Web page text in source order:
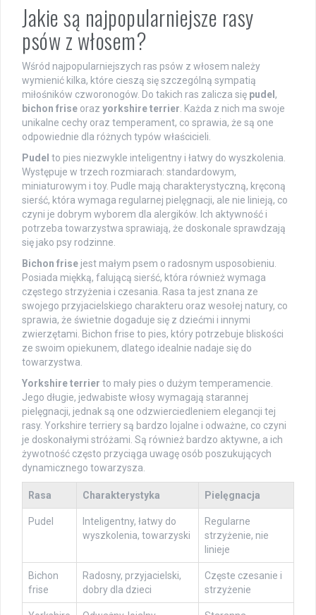
Jakie są najpopularniejsze rasy
psów z włosem?
Wśród najpopularniejszych ras psów z włosem należy
wymienić kilka, które cieszą się szczególną sympatią
miłośników czworonogów. Do takich ras zalicza się pudel ,
bichon frise oraz yorkshire terrier . Każda z nich ma swoje
unikalne cechy oraz temperament, co sprawia, że są one
odpowiednie dla różnych typów właścicieli.
Pudel to pies niezwykle inteligentny i łatwy do wyszkolenia.
Występuje w trzech rozmiarach: standardowym,
miniaturowym i toy. Pudle mają charakterystyczną, kręconą
sierść, która wymaga regularnej pielęgnacji, ale nie linieją, co
czyni je dobrym wyborem dla alergików. Ich aktywność i
potrzeba towarzystwa sprawiają, że doskonale sprawdzają
się jako psy rodzinne.
Bichon frise jest małym psem o radosnym usposobieniu.
Posiada miękką, falującą sierść, która również wymaga
częstego strzyżenia i czesania. Rasa ta jest znana ze
swojego przyjacielskiego charakteru oraz wesołej natury, co
sprawia, że świetnie dogaduje się z dziećmi i innymi
zwierzętami. Bichon frise to pies, który potrzebuje bliskości
ze swoim opiekunem, dlatego idealnie nadaje się do
towarzystwa.
Yorkshire terrier to mały pies o dużym temperamencie.
Jego długie, jedwabiste włosy wymagają starannej
pielęgnacji, jednak są one odzwierciedleniem elegancji tej
rasy. Yorkshire terriery są bardzo lojalne i odważne, co czyni
je doskonałymi stróżami. Są również bardzo aktywne, a ich
żywotność często przyciąga uwagę osób poszukujących
dynamicznego towarzysza.
Rasa Charakterystyka Pielęgnacja
Pudel
Inteligentny, łatwy do
wyszkolenia, towarzyski
Regularne
strzyżenie, nie
linieje
Bichon
frise
Radosny, przyjacielski,
dobry dla dzieci
Częste czesanie i
strzyżenie